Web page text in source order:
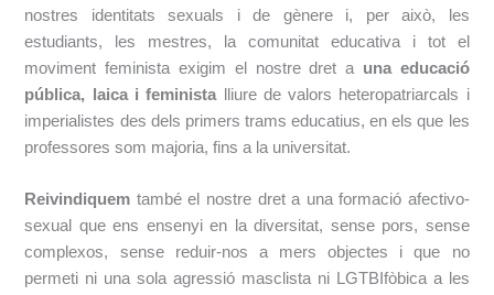
nostres identitats sexuals i de gènere i, per això, les
estudiants, les mestres, la comunitat educativa i tot el
movimentfeminista exigim el nostre dret a ​ una educació
pública, laica i feminista ​ lliure devalors heteropatriarcals i
imperialistes des dels primers trams educatius, en els que les
professores som majoria, fins a la universitat.
Reivindiquem ​també el nostre dret a una formació afectivo-
sexual que ens ensenyi en ladiversitat, sense pors, sense
complexos, sense reduir-nos a mers objectes i que no
permeti ni una sola agressió masclista ni LGTBIfòbica a les